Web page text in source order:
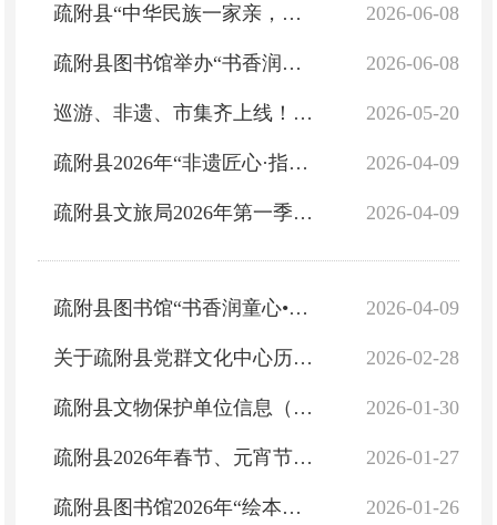
2026-06-08
疏附县“中华民族一家亲，同心共筑中国梦”民族团结主题文化体验活动公告
2026-06-08
疏附县图书馆举办“书香润童心·声动六一”儿童节朗读比赛活动公告
2026-05-20
巡游、非遗、市集齐上线！5·19相约疏附，畅游大美喀什
2026-04-09
疏附县2026年“非遗匠心·指尖传承”——扇韵剪艺文化体验活动公告
2026-04-09
疏附县文旅局2026年第一季度活动清单
2026-04-09
疏附县图书馆“书香润童心•情景剧伴我成长 ”活动公告
2026-02-28
关于疏附县党群文化中心历史建筑的公示
2026-01-30
疏附县文物保护单位信息（第一批）
2026-01-27
疏附县2026年春节、元宵节系列活动公告
2026-01-26
疏附县图书馆2026年“绘本润童心・打卡伴成长”寒假阅读打卡活动公告